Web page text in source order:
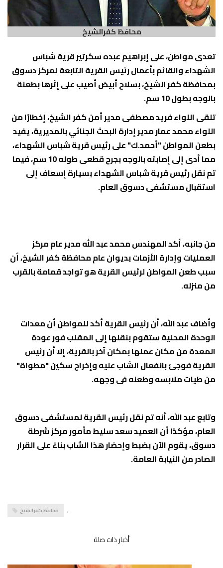
محافظ كفرالشيخ
تعدى مواطن، على إبراهيم عبده سكرتير قرية شباس
الشهداء والقائم بأعمال رئيس القرية التابعة لمركز دسوق
بمحافظة كفر الشيخ، بسلاح أبيض أصيب على إثرها بطعنة
بالوجه بطول 10 سم.
تلقى اللواء فريد مصطفى مدير أمن كفر الشيخ، إخطارًا من
اللواء محمد عمار مدير إدارة البحث الجنائي بالمديرية، يفيد
بطعن المواطن "أحمد.ك" على رئيس قرية شباس الشهداء،
مما أدى إلى إصابته بالوجه بجرح قطعى طوله 10 سم، فيما
تم نقل رئيس قرية شباس الشهداء بسيارة إسعاف إلى
استقبال مستشفى دسوق العام.
من جانبه، أكد المهندس محمد عبد الله مدير عام مركز
العمليات وإدارة الأزمات بديوان عام محافظة كفر الشيخ، أن
سبب طعن المواطن لرئيس القرية هو تواجد قمامة بالقرب
من منزله.
وأضاف عبد الله، أن رئيس القرية أكد للمواطن أن معدات
الوحدة المحلية ستقوم بنقلها إلى المقلب فور عودة
المعدة من مكان عملها بمكان آخر بالقرية، إلا أن رئيس
القرية فوجئ بانفعال الشاب عليه وإخراج سكين "مطواة"
من طيات ملابسه وطعنه فى وجهه.
وتابع عبد الله، أنه تم نقل رئيس القرية لمستشفى دسوق
العام، مؤكدًا أن العميد سعد سليط مأمور مركز شرطة
دسوق، يقوم الآن بضبط وإحضار هذا الشاب بناءً على القرار
الصادر من النيابة العامة.
محافظ كفرالشيخ ,
أخبار ذات صلة